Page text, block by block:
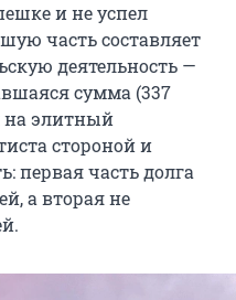
и не успел
часть составляет
деятельность —
сумма (337
на элитный
стороной и
первая часть долга
а вторая не